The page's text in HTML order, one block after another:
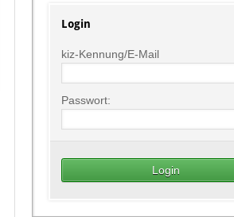
Login
kiz-Kennung/E-Mail
Passwort: